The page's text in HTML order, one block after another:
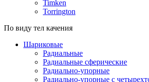
Timken
Torrington
По виду тел качения
Шариковые
Радиальные
Радиальные сферические
Радиально-упорные
Радиально-упорные с